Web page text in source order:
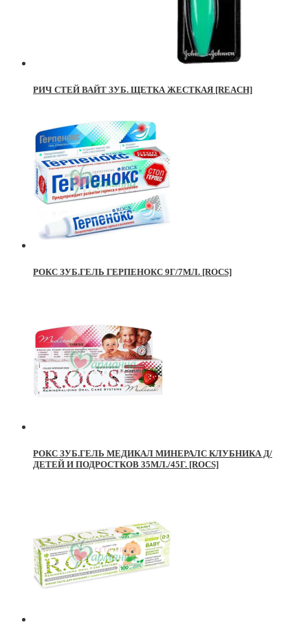
РИЧ СТЕЙ ВАЙТ ЗУБ. ЩЕТКА ЖЕСТКАЯ [REACH]
РОКС ЗУБ.ГЕЛЬ ГЕРПЕНОКС 9Г/7МЛ. [ROCS]
РОКС ЗУБ.ГЕЛЬ МЕДИКАЛ МИНЕРАЛС КЛУБНИКА Д/
ДЕТЕЙ И ПОДРОСТКОВ 35МЛ./45Г. [ROCS]